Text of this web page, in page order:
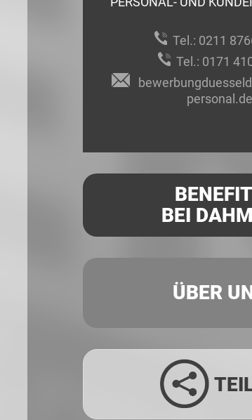
Tel.: 0211
Tel.: 0171
personal.de
BEI
ÜBER